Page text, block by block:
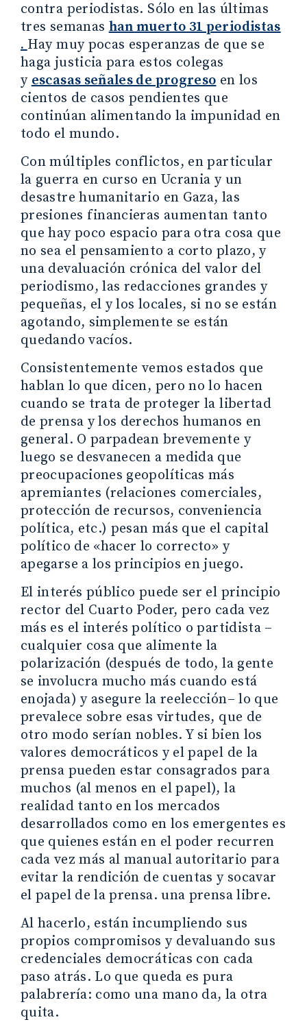
contra periodistas. Sólo en las últimas
tres semanas han muerto 31 periodistas
. Hay muy pocas esperanzas de que se
haga justicia para estos colegas
y escasas señales de progreso en los
cientos de casos pendientes que
continúan alimentando la impunidad en
todo el mundo.
Con múltiples conflictos, en particular
la guerra en curso en Ucrania y un
desastre humanitario en Gaza, las
presiones financieras aumentan tanto
que hay poco espacio para otra cosa que
no sea el pensamiento a corto plazo, y
una devaluación crónica del valor del
periodismo, las redacciones grandes y
pequeñas, el y los locales, si no se están
agotando, simplemente se están
quedando vacíos.
Consistentemente vemos estados que
hablan lo que dicen, pero no lo hacen
cuando se trata de proteger la libertad
de prensa y los derechos humanos en
general. O parpadean brevemente y
luego se desvanecen a medida que
preocupaciones geopolíticas más
apremiantes (relaciones comerciales,
protección de recursos, conveniencia
política, etc.) pesan más que el capital
político de «hacer lo correcto» y
apegarse a los principios en juego.
El interés público puede ser el principio
rector del Cuarto Poder, pero cada vez
más es el interés político o partidista –
cualquier cosa que alimente la
polarización (después de todo, la gente
se involucra mucho más cuando está
enojada) y asegure la reelección– lo que
prevalece sobre esas virtudes, que de
otro modo serían nobles. Y si bien los
valores democráticos y el papel de la
prensa pueden estar consagrados para
muchos (al menos en el papel), la
realidad tanto en los mercados
desarrollados como en los emergentes es
que quienes están en el poder recurren
cada vez más al manual autoritario para
evitar la rendición de cuentas y socavar
el papel de la prensa. una prensa libre.
Al hacerlo, están incumpliendo sus
propios compromisos y devaluando sus
credenciales democráticas con cada
paso atrás. Lo que queda es pura
palabrería: como una mano da, la otra
quita.